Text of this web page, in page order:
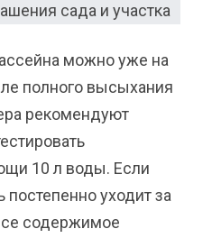
можно уже на
полного высыхания
рекомендуют
10 л воды. Если
постепенно уходит за
содержимое